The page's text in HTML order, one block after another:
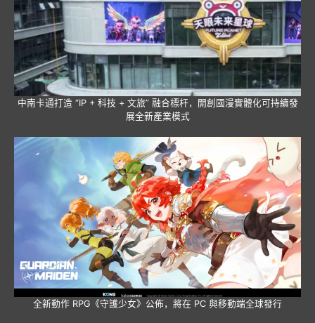
中南卡通打造 “IP + 科技 + 文旅” 融合標杆，開創國漫實體化可持續發
展全新產業模式
全新動作 RPG《守護少女》公佈，將在 PC 與移動端全球發行